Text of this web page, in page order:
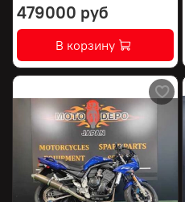
479000 руб
В корзину